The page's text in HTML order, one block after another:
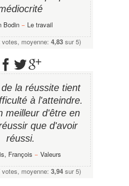
Bodin − Le travail
votes, moyenne: 4,83sur 5)
la réussite tient
à l'atteindre.
meilleur d'être en
que d'avoir
réussi.
François − Valeurs
votes, moyenne: 3,94sur 5)